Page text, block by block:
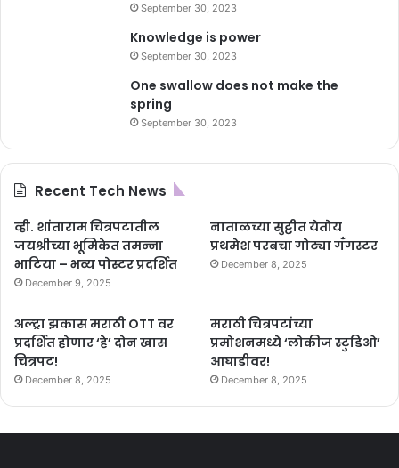
September 30, 2023
Knowledge is power
September 30, 2023
One swallow does not make the
spring
September 30, 2023
Recent Tech News
व्ही. शांताराम चित्रपटातील
जयश्रीच्या भूमिकेत तमन्ना
भाटिया – भव्य पोस्टर प्रदर्शित
December 9, 2025
नाताळच्या सुट्टीत येतोय
प्रथमेश परबचा गोट्या गँगस्टर
December 8, 2025
अल्ट्रा झकास मराठी OTT वर
प्रदर्शित होणार ‘हे’ दोन खास
चित्रपट!
December 8, 2025
मराठी चित्रपटांच्या
प्रमोशनमध्ये ‘लोकीज स्टुडिओ’
आघाडीवर!
December 8, 2025